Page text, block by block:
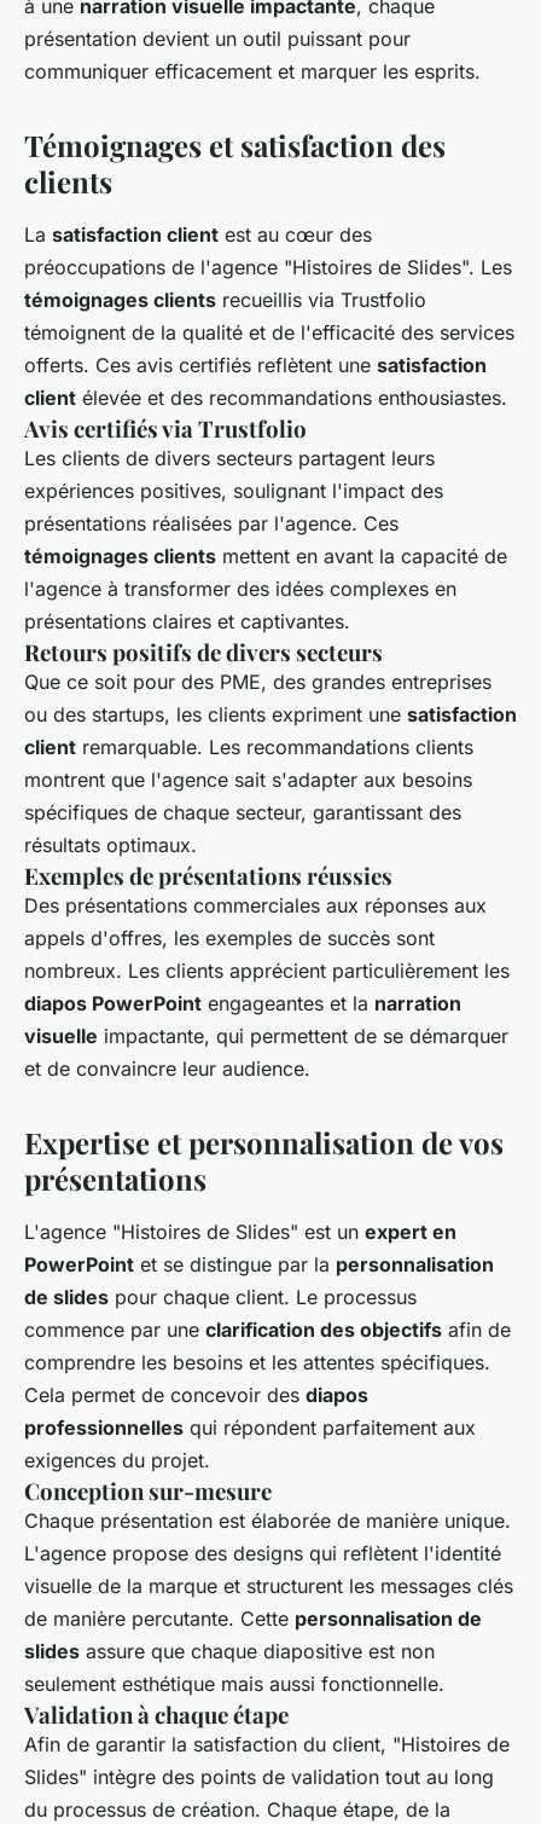
à une narration visuelle impactante, chaque
présentation devient un outil puissant pour
communiquer efficacement et marquer les esprits.
Témoignages et satisfaction des
clients
La satisfaction client est au cœur des
préoccupations de l'agence "Histoires de Slides". Les
témoignages clients recueillis via Trustfolio
témoignent de la qualité et de l'efficacité des services
offerts. Ces avis certifiés reflètent une satisfaction
client élevée et des recommandations enthousiastes.
Avis certifiés via Trustfolio
Les clients de divers secteurs partagent leurs
expériences positives, soulignant l'impact des
présentations réalisées par l'agence. Ces
témoignages clients mettent en avant la capacité de
l'agence à transformer des idées complexes en
présentations claires et captivantes.
Retours positifs de divers secteurs
Que ce soit pour des PME, des grandes entreprises
ou des startups, les clients expriment une satisfaction
client remarquable. Les recommandations clients
montrent que l'agence sait s'adapter aux besoins
spécifiques de chaque secteur, garantissant des
résultats optimaux.
Exemples de présentations réussies
Des présentations commerciales aux réponses aux
appels d'offres, les exemples de succès sont
nombreux. Les clients apprécient particulièrement les
diapos PowerPoint engageantes et la narration
visuelle impactante, qui permettent de se démarquer
et de convaincre leur audience.
Expertise et personnalisation de vos
présentations
L'agence "Histoires de Slides" est un expert en
PowerPoint et se distingue par la personnalisation
de slides pour chaque client. Le processus
commence par une clarification des objectifs afin de
comprendre les besoins et les attentes spécifiques.
Cela permet de concevoir des diapos
professionnelles qui répondent parfaitement aux
exigences du projet.
Conception sur-mesure
Chaque présentation est élaborée de manière unique.
L'agence propose des designs qui reflètent l'identité
visuelle de la marque et structurent les messages clés
de manière percutante. Cette personnalisation de
slides assure que chaque diapositive est non
seulement esthétique mais aussi fonctionnelle.
Validation à chaque étape
Afin de garantir la satisfaction du client, "Histoires de
Slides" intègre des points de validation tout au long
du processus de création. Chaque étape, de la